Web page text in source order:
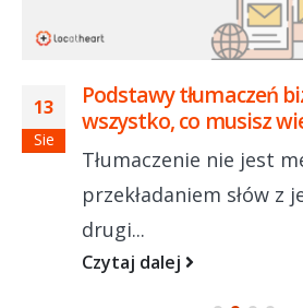
13
Sie
Podstawy tłumaczeń
wszystko, co musisz
Tłumaczenie nie jest
przekładaniem słów z
drugi...
Czytaj dalej